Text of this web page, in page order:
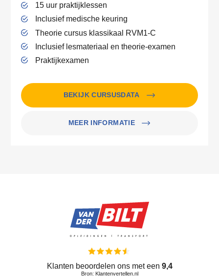
15 uur praktijklessen
Inclusief medische keuring
Theorie cursus klassikaal RVM1-C
Inclusief lesmateriaal en theorie-examen
Praktijkexamen
BEKIJK CURSUSDATA
MEER INFORMATIE
Klanten beoordelen ons met een 9,4
Bron: Klantenvertellen.nl